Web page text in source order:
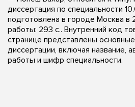
диссертация по специальности
подготовлена в городе Москва
работы: 293 с.. Внутренний код
странице представлены
диссертации, включая название,
работы и шифр специальности.